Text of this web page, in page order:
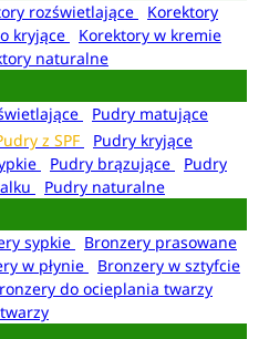
rozświetlające
Korektory
kryjące
Korektory w kremie
naturalne
Pudry matujące
z SPF
Pudry kryjące
Pudry brązujące
Pudry
Pudry naturalne
sypkie
Bronzery prasowane
w płynie
Bronzery w sztyfcie
do ocieplania twarzy